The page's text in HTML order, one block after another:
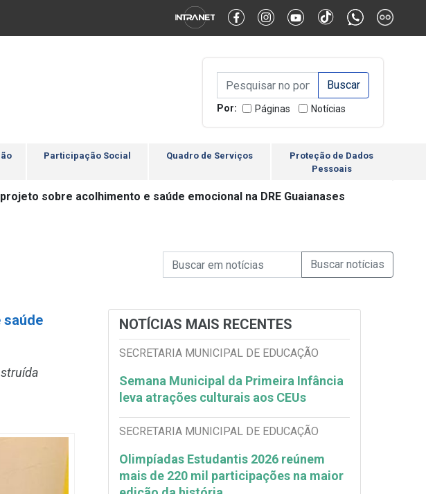
Alternar Alto Contraste Alternar Tamanho da Fonte
Campo de Busca de
Campo de Busca de informaçõesEnviar a Busca
Por: Páginas Notícias
Participação Social Quadro de Serviços
Proteção de Dados
Pessoais
sobre acolhimento e saúde emocional na DRE Guaianases
Campo de Busca de Notícias
Campo de Busca de informaçõesEnviar a Busca de
saúde
NOTÍCIAS MAIS RECENTES
SECRETARIA MUNICIPAL DE EDUCAÇÃO
Semana Municipal da Primeira Infância
leva atrações culturais aos CEUs
SECRETARIA MUNICIPAL DE EDUCAÇÃO
Olimpíadas Estudantis 2026 reúnem
mais de 220 mil participações na maior